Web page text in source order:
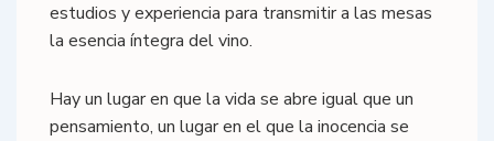
estudios y experiencia para transmitir a las mesas
la esencia íntegra del vino.
Hay un lugar en que la vida se abre igual que un
pensamiento, un lugar en el que la inocencia se